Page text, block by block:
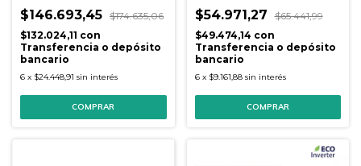
$146.693,45 $174.635,06
$132.024,11 con
Transferencia o depósito
bancario
6 x $24.448,91 sin interés
COMPRAR
$54.971,27
$65.441,99
$49.474,14 con
Transferencia o depósito
bancario
6 x $9.161,88 sin interés
COMPRAR